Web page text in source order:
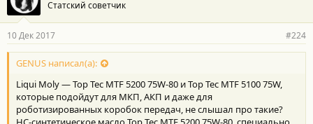
Статский советчик
10 Дек 2017 #224
GENUS написал(а):
Liqui Moly — Top Tec MTF 5200 75W-80 и Top Tec MTF 5100 75W,
которые подойдут для МКП, АКП и даже для
роботизированных коробок передач, не слышал про такие?